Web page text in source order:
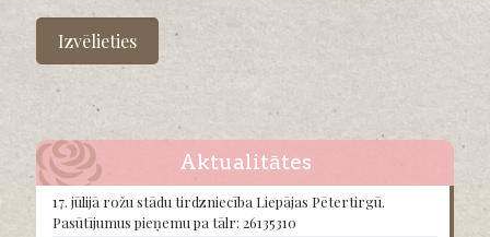
Izvēlieties
product
has
variants.
options
may
chosen
on
Aktualitātes
17. jūlijā rožu stādu tirdzniecība Liepājas Pētertirgū.
Pasūtījumus pieņemu pa tālr: 26135310